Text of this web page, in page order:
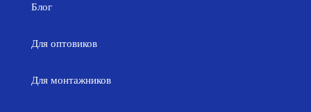
Блог
Для оптовиков
Для монтажников